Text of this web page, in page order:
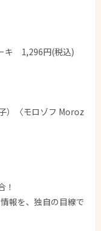
キ 1,296円(税込)
）〈モロゾフ Moroz
！
報を、独自の目線で